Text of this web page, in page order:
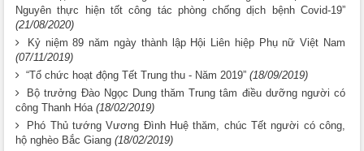
Nguyên thực hiện tốt công tác phòng chống dịch bệnh Covid-19”
(21/08/2020)
Kỷ niệm 89 năm ngày thành lập Hội Liên hiệp Phụ nữ Việt Nam
(07/11/2019)
“Tổ chức hoạt động Tết Trung thu - Năm 2019” (18/09/2019)
Bộ trưởng Đào Ngọc Dung thăm Trung tâm điều dưỡng người có
công Thanh Hóa (18/02/2019)
Phó Thủ tướng Vương Đình Huệ thăm, chúc Tết người có công,
hộ nghèo Bắc Giang (18/02/2019)